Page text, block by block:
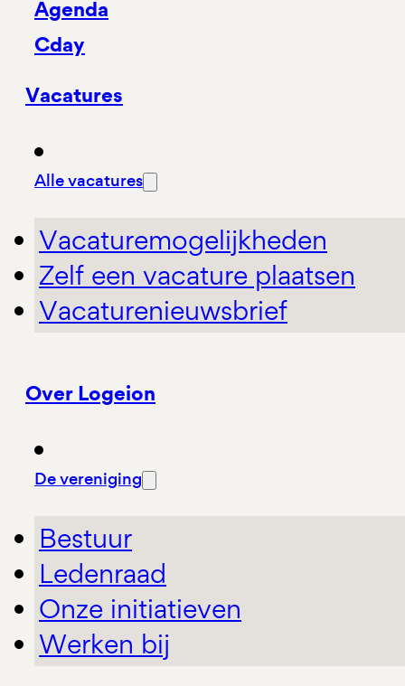
Agenda
Cday
Vacatures
Alle vacatures
Vacaturemogelijkheden
Zelf een vacature plaatsen
Vacaturenieuwsbrief
Over Logeion
De vereniging
Bestuur
Ledenraad
Onze initiatieven
Werken bij